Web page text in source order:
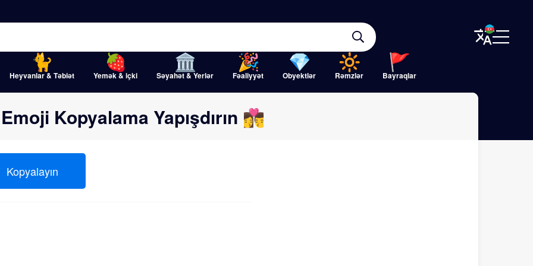
Heyvanlar & Təbiət Yemək & içki Səyahət & Yerlər Fəaliyyət Obyektlər Rəmzlər Bayraqlar
Kopyalama Yapışdırın 👩‍❤️‍💋‍👨
Kopyalayın